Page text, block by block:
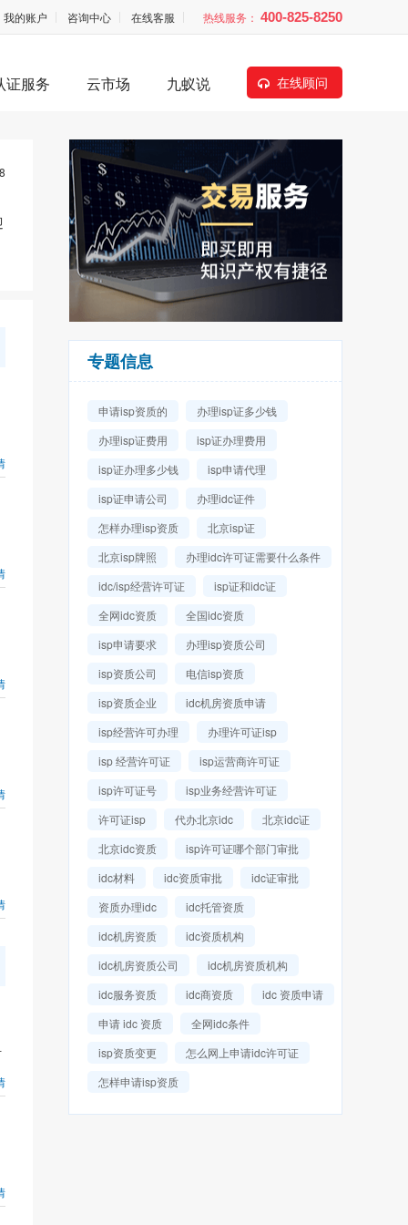
我的账户 咨询中心 在线客服 热线服务： 400-825-8250
在线顾问
证服务 云市场 九蚁说
专题信息
申请isp资质的
办理isp证多少钱
办理isp证费用
isp证办理费用
isp证办理多少钱
isp申请代理
isp证申请公司
办理idc证件
怎样办理isp资质
北京isp证
北京isp牌照
办理idc许可证需要什么条件
idc/isp经营许可证
isp证和idc证
全网idc资质
全国idc资质
isp申请要求
办理isp资质公司
isp资质公司
电信isp资质
isp资质企业
idc机房资质申请
isp经营许可办理
办理许可证isp
isp 经营许可证
isp运营商许可证
isp许可证号
isp业务经营许可证
许可证isp
代办北京idc
北京idc证
北京idc资质
isp许可证哪个部门审批
idc材料
idc资质审批
idc证审批
资质办理idc
idc托管资质
idc机房资质
idc资质机构
idc机房资质公司
idc机房资质机构
idc服务资质
idc商资质
idc 资质申请
申请 idc 资质
全网idc条件
isp资质变更
怎么网上申请idc许可证
怎样申请isp资质